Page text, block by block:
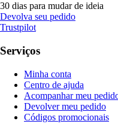
30 dias para mudar de ideia
Devolva seu pedido
Trustpilot
Serviços
Minha conta
Centro de ajuda
Acompanhar meu
Devolver meu pedido
Códigos promocionais